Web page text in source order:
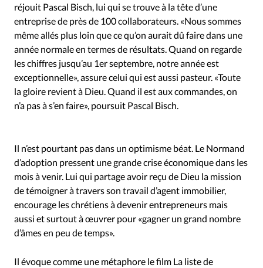
réjouit Pascal Bisch, lui qui se trouve à la tête d’une
entreprise de près de 100 collaborateurs. «Nous sommes
même allés plus loin que ce qu’on aurait dû faire dans une
année normale en termes de résultats. Quand on regarde
les chiffres jusqu’au 1er septembre, notre année est
exceptionnelle», assure celui qui est aussi pasteur. «Toute
la gloire revient à Dieu. Quand il est aux commandes, on
n’a pas à s’en faire», poursuit Pascal Bisch.
Il n’est pourtant pas dans un optimisme béat. Le Normand
d’adoption pressent une grande crise économique dans les
mois à venir. Lui qui partage avoir reçu de Dieu la mission
de témoigner à travers son travail d’agent immobilier,
encourage les chrétiens à devenir entrepreneurs mais
aussi et surtout à œuvrer pour «gagner un grand nombre
d’âmes en peu de temps».
Il évoque comme une métaphore le film La liste de